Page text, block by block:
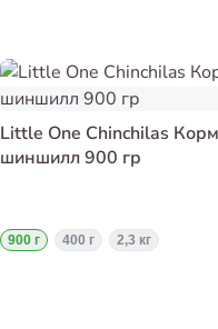
Little One Chinchilas
шиншилл 900 гр
900 г 400 г 2,3 кг